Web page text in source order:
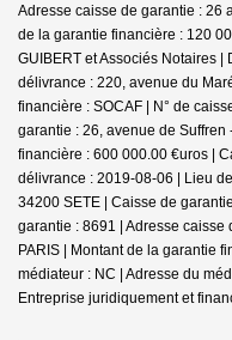
Adresse caisse de garantie : 26
de la garantie financière : 120
GUIBERT et Associés Notaires
délivrance : 220, avenue du
financière : SOCAF | N° de
garantie : 26, avenue de Suffren
financière : 600 000.00 €uros |
délivrance : 2019-08-06 | Lieu
34200 SETE | Caisse de
garantie : 8691 | Adresse caisse
PARIS | Montant de la garantie
médiateur : NC | Adresse du
Entreprise juridiquement et